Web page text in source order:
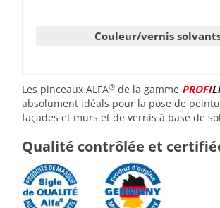
Couleur/vernis
Les pinceaux ALFA® de la gamme PROFI
absolument idéals pour la pose de
façades et murs et de vernis à base de
Qualité contrôlée et